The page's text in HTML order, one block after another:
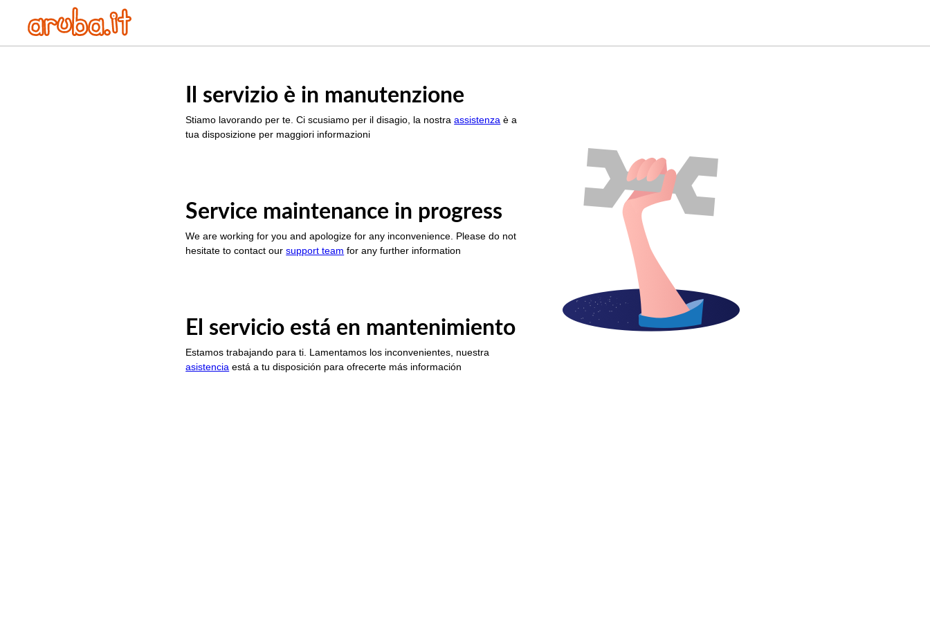
Il servizio è in manutenzione
Stiamo lavorando per te. Ci scusiamo per il disagio, la nostraassistenza è a
tua disposizione per maggiori informazioni
Service maintenance in progress
We are working for you and apologize for any inconvenience. Please do not
hesitate to contact oursupport team for any further information
El servicio está en mantenimiento
Estamos trabajando para ti. Lamentamos los inconvenientes, nuestra
asistencia está a tu disposición para ofrecerte más información